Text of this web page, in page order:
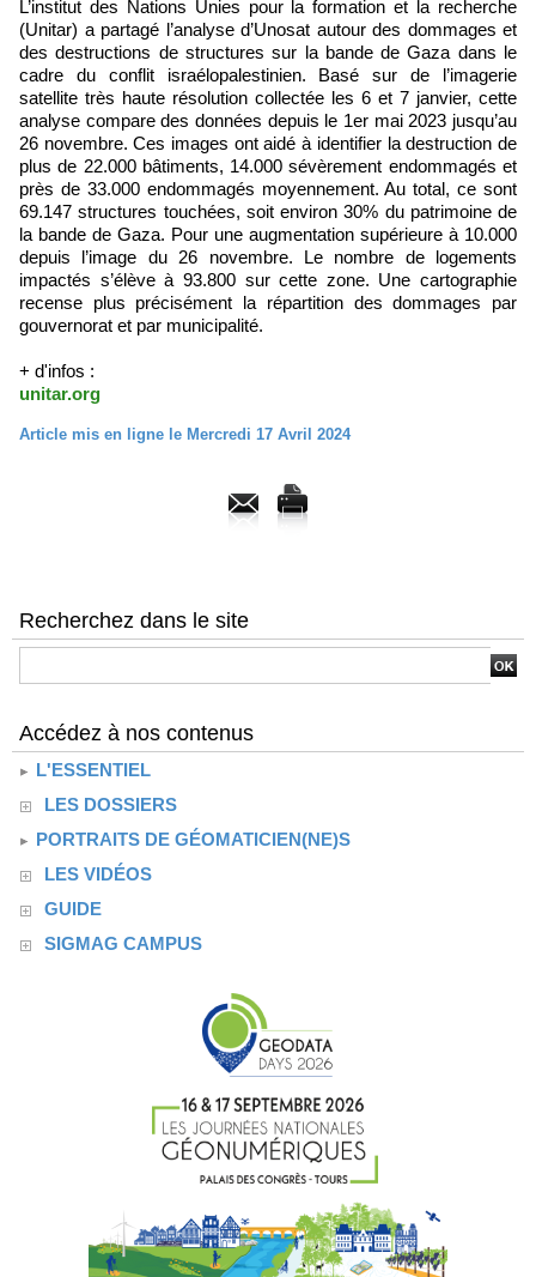
L’institut des Nations Unies pour la formation et la recherche
(Unitar) a partagé l’analyse d’Unosat autour des dommages et
des destructions de structures sur la bande de Gaza dans le
cadre du conflit israélopalestinien. Basé sur de l’imagerie
satellite très haute résolution collectée les 6 et 7 janvier, cette
analyse compare des données depuis le 1er mai 2023 jusqu’au
26 novembre. Ces images ont aidé à identifier la destruction de
plus de 22.000 bâtiments, 14.000 sévèrement endommagés et
près de 33.000 endommagés moyennement. Au total, ce sont
69.147 structures touchées, soit environ 30% du patrimoine de
la bande de Gaza. Pour une augmentation supérieure à 10.000
depuis l’image du 26 novembre. Le nombre de logements
impactés s’élève à 93.800 sur cette zone. Une cartographie
recense plus précisément la répartition des dommages par
gouvernorat et par municipalité.
+ d'infos :
unitar.org
Article mis en ligne le Mercredi 17 Avril 2024
Recherchez dans le site
Accédez à nos contenus
L'ESSENTIEL
LES DOSSIERS
PORTRAITS DE GÉOMATICIEN(NE)S
LES VIDÉOS
GUIDE
SIGMAG CAMPUS